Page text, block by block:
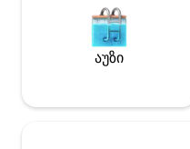
აუზი